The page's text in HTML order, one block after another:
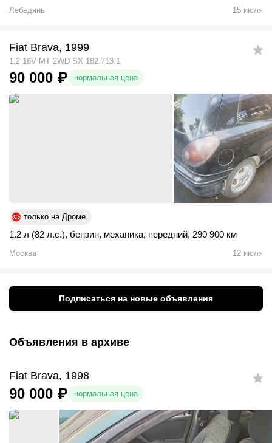
Лебедянь 15 июля
Fiat Brava, 1999
1.2 16V MT 2WD SX 182.713.1
90 000 ₽ нормальная цена
только на Дроме
1.2 л (82 л.с.), бензин, механика, передний, 290 900 км
Москва 12 июля
Подписаться на новые объявления
Объявления в архиве
Fiat Brava, 1998
90 000 ₽ нормальная цена